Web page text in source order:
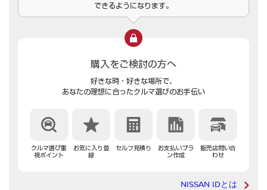
できるようになります。
購入をご検討の方へ
好きな時・好きな場所で、
あなたの理想に合ったクルマ選びのお手伝い
クルマ選び重
視ポイント
お気に入り登
録
セルフ見積り
お支払いプラ
ン作成
販売店問い合
わせ
NISSAN IDとは